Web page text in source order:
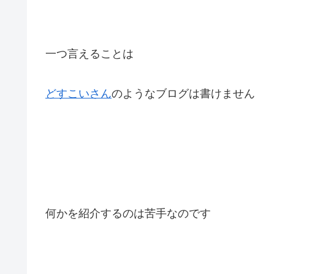
一つ言えることは
どすこいさんのようなブログは書けません
何かを紹介するのは苦手なのです